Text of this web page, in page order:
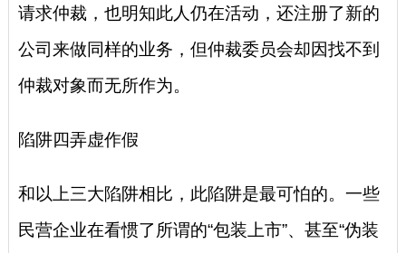
请求仲裁，也明知此人仍在活动，还注册了新的
公司来做同样的业务，但仲裁委员会却因找不到
仲裁对象而无所作为。
陷阱四弄虚作假
和以上三大陷阱相比，此陷阱是最可怕的。一些
民营企业在看惯了所谓的“包装上市”、甚至“伪装